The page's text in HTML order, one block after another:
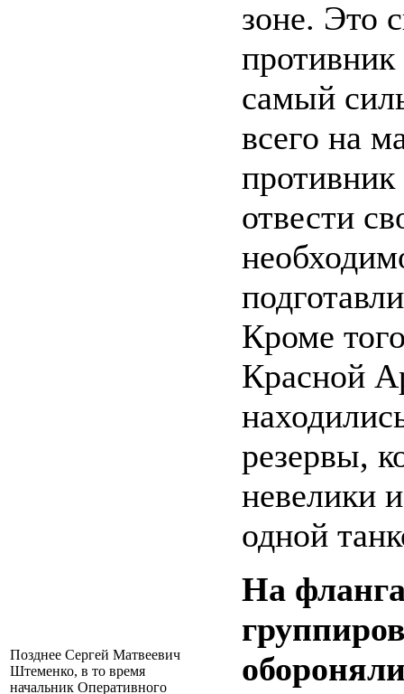
Позднее Сергей Матвеевич
Штеменко, в то время
начальник Оперативного
зоне. Это
самый
всего на
отвести
Кроме
Красной
резервы,
невелики
одной
На